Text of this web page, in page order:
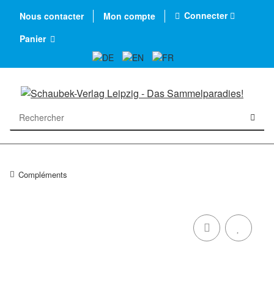
Nous contacter Mon compte
Connecter
Panier
Compléments